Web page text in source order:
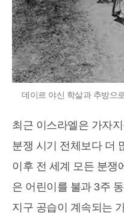
데이르 야신 학살과 추방으
최근 이스라엘은 가자
분쟁 시기 전체보다 더
이후 전 세계 모든 분쟁
은 어린이를 불과 3주
지구 공습이 계속되는